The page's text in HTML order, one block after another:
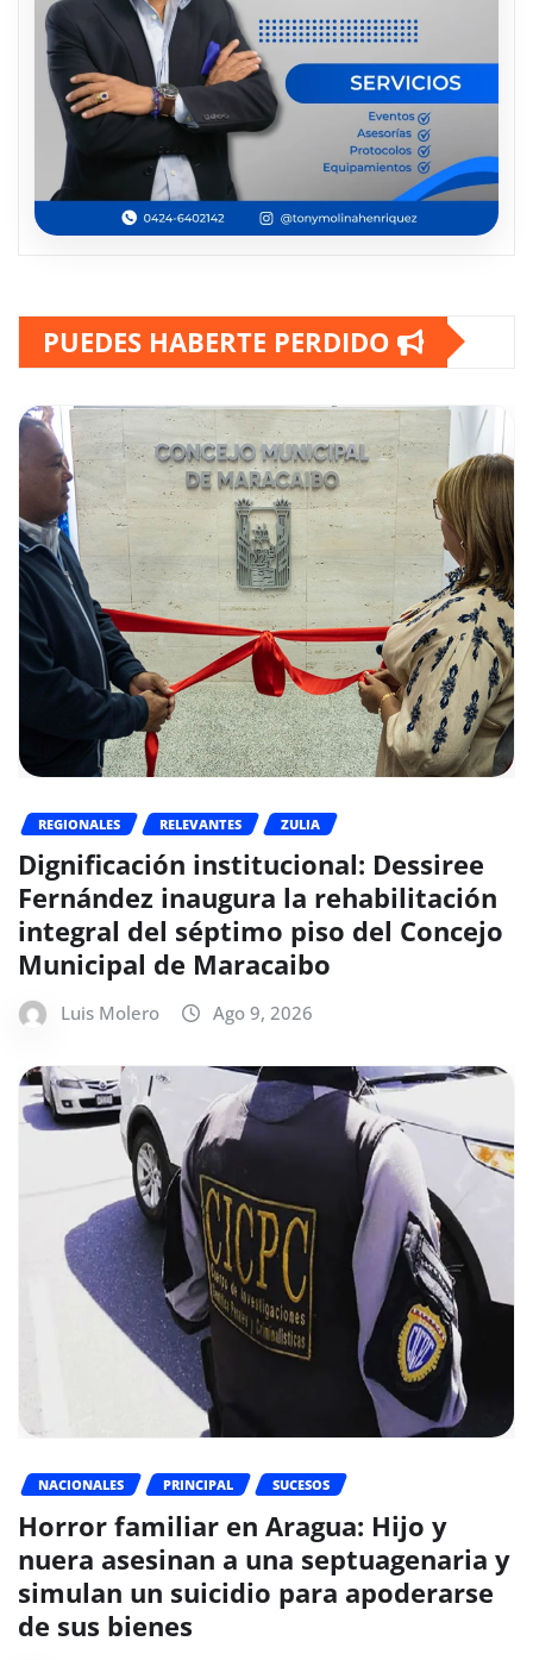
PUEDES HABERTE PERDIDO
REGIONALES RELEVANTES ZULIA
Dignificación institucional: Dessiree
Fernández inaugura la rehabilitación
integral del séptimo piso del Concejo
Municipal de Maracaibo
Luis Molero Ago 9, 2026
NACIONALES PRINCIPAL SUCESOS
Horror familiar en Aragua: Hijo y
nuera asesinan a una septuagenaria y
simulan un suicidio para apoderarse
de sus bienes